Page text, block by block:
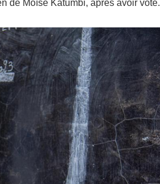
de Moïse Katumbi, après avoir voté.